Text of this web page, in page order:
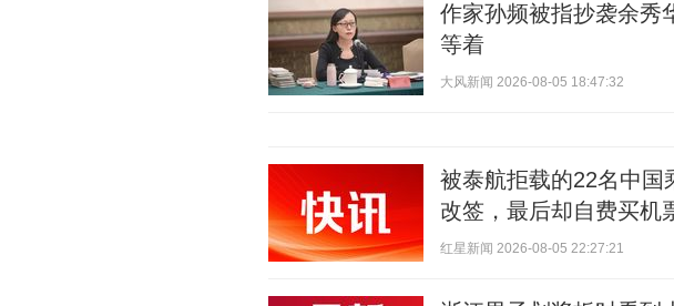
作家孙频被指抄袭余秀
等着
大风新闻 2026-08-05 18:47:32
被泰航拒载的22名中国
改签，最后却自费买机
红星新闻 2026-08-05 22:27:21